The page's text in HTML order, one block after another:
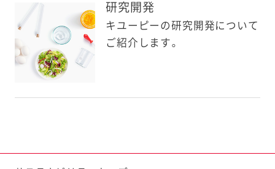
研究開発
キユーピーの研究開発について
ご紹介します。